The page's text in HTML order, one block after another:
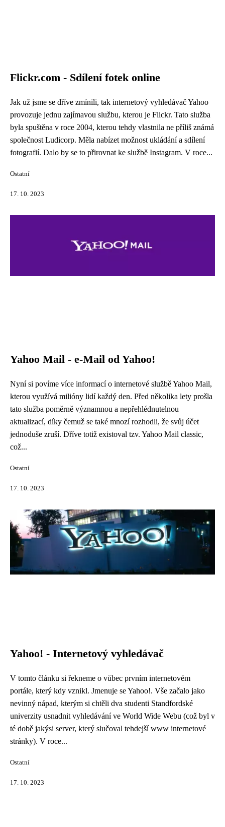
Flickr.com - Sdílení fotek online
Jak už jsme se dříve zmínili, tak internetový vyhledávač Yahoo
provozuje jednu zajímavou službu, kterou je Flickr. Tato služba
byla spuštěna v roce 2004, kterou tehdy vlastnila ne příliš známá
společnost Ludicorp. Měla nabízet možnost ukládání a sdílení
fotografií. Dalo by se to přirovnat ke službě Instagram. V roce...
Ostatní
17. 10. 2023
Yahoo Mail - e-Mail od Yahoo!
Nyní si povíme více informací o internetové službě Yahoo Mail,
kterou využívá milióny lidí každý den. Před několika lety prošla
tato služba poměrně významnou a nepřehlédnutelnou
aktualizací, díky čemuž se také mnozí rozhodli, že svůj účet
jednoduše zruší. Dříve totiž existoval tzv. Yahoo Mail classic,
což...
Ostatní
17. 10. 2023
Yahoo! - Internetový vyhledávač
V tomto článku si řekneme o vůbec prvním internetovém
portále, který kdy vznikl. Jmenuje se Yahoo!. Vše začalo jako
nevinný nápad, kterým si chtěli dva studenti Standfordské
univerzity usnadnit vyhledávání ve World Wide Webu (což byl v
té době jakýsi server, který slučoval tehdejší www internetové
stránky). V roce...
Ostatní
17. 10. 2023